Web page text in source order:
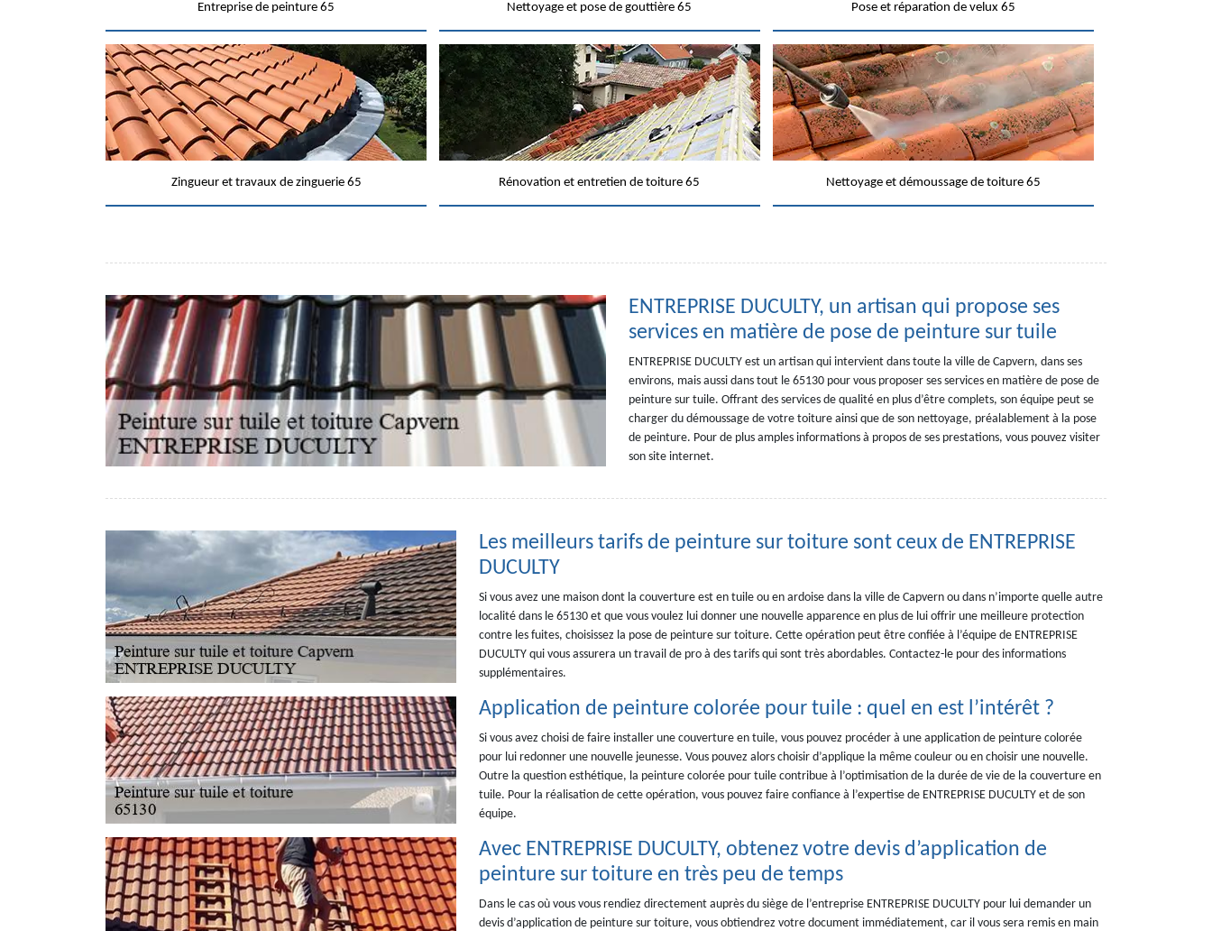
Entreprise de peinture 65 Nettoyage et pose de gouttière 65 Pose et réparation de velux 65
Zingueur et travaux de zinguerie 65 Rénovation et entretien de toiture 65 Nettoyage et démoussage de toiture 65
ENTREPRISE DUCULTY, un artisan qui propose ses
services en matière de pose de peinture sur tuile
ENTREPRISE DUCULTY est un artisan qui intervient dans toute la ville de Capvern, dans ses
environs, mais aussi dans tout le 65130 pour vous proposer ses services en matière de pose de
peinture sur tuile. Offrant des services de qualité en plus d’être complets, son équipe peut se
charger du démoussage de votre toiture ainsi que de son nettoyage, préalablement à la pose
de peinture. Pour de plus amples informations à propos de ses prestations, vous pouvez visiter
son site internet.
Les meilleurs tarifs de peinture sur toiture sont ceux de ENTREPRISE
DUCULTY
Si vous avez une maison dont la couverture est en tuile ou en ardoise dans la ville de Capvern ou dans n’importe quelle autre
localité dans le 65130 et que vous voulez lui donner une nouvelle apparence en plus de lui offrir une meilleure protection
contre les fuites, choisissez la pose de peinture sur toiture. Cette opération peut être confiée à l’équipe de ENTREPRISE
DUCULTY qui vous assurera un travail de pro à des tarifs qui sont très abordables. Contactez-le pour des informations
supplémentaires.
Application de peinture colorée pour tuile : quel en est l’intérêt ?
Si vous avez choisi de faire installer une couverture en tuile, vous pouvez procéder à une application de peinture colorée
pour lui redonner une nouvelle jeunesse. Vous pouvez alors choisir d’applique la même couleur ou en choisir une nouvelle.
Outre la question esthétique, la peinture colorée pour tuile contribue à l’optimisation de la durée de vie de la couverture en
tuile. Pour la réalisation de cette opération, vous pouvez faire confiance à l’expertise de ENTREPRISE DUCULTY et de son
équipe.
Avec ENTREPRISE DUCULTY, obtenez votre devis d’application de
peinture sur toiture en très peu de temps
Dans le cas où vous vous rendiez directement auprès du siège de l’entreprise ENTREPRISE DUCULTY pour lui demander un
devis d’application de peinture sur toiture, vous obtiendrez votre document immédiatement, car il vous sera remis en main